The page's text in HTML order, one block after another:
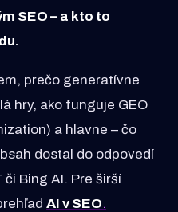
SEO – a kto to
prečo generatívne
hry, ako funguje GEO
a hlavne – čo
dostal do odpovedí
Bing AI. Pre širší
AI v SEO.